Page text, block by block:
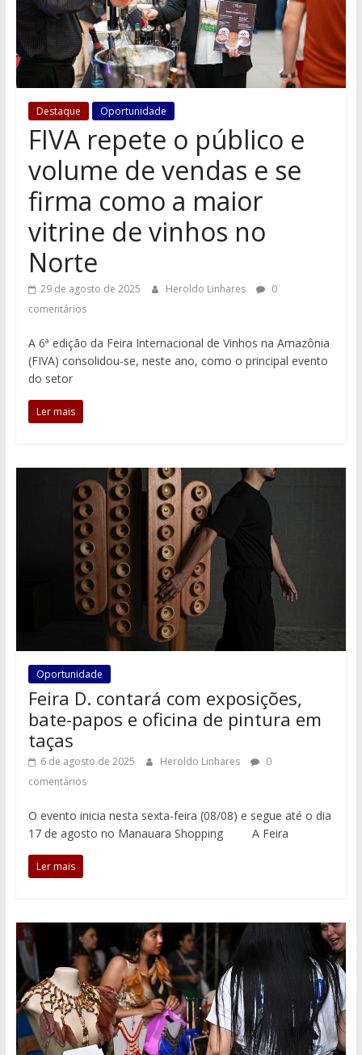
Destaque Oportunidade
FIVA repete o público e
volume de vendas e se
firma como a maior
vitrine de vinhos no
Norte
29 de agosto de 2025 Heroldo Linhares
0
comentários
A 6ª edição da Feira Internacional de Vinhos na Amazônia
(FIVA) consolidou-se, neste ano, como o principal evento
do setor
Ler mais
Oportunidade
Feira D. contará com exposições,
bate-papos e oficina de pintura em
taças
6 de agosto de 2025 Heroldo Linhares
0
comentários
O evento inicia nesta sexta-feira (08/08) e segue até o dia
17 de agosto no Manauara Shopping A Feira
Ler mais